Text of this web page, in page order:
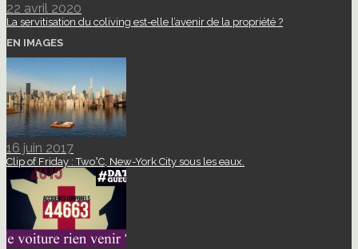
22 avril 2020
La servitisation du coliving est-elle l’avenir de la propriété ?
EN IMAGES
16 juin 2017
Clip of Friday : Two°C, New-York City sous les eaux.